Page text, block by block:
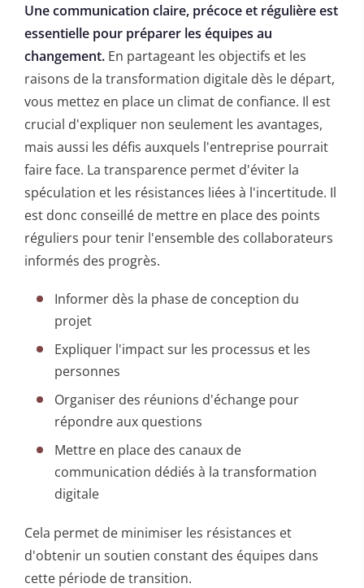
Une communication claire, précoce et régulière est
essentielle pour préparer les équipes au
changement. En partageant les objectifs et les
raisons de la transformation digitale dès le départ,
vous mettez en place un climat de confiance. Il est
crucial d'expliquer non seulement les avantages,
mais aussi les défis auxquels l'entreprise pourrait
faire face. La transparence permet d'éviter la
spéculation et les résistances liées à l'incertitude. Il
est donc conseillé de mettre en place des points
réguliers pour tenir l'ensemble des collaborateurs
informés des progrès.
Informer dès la phase de conception du
projet
Expliquer l'impact sur les processus et les
personnes
Organiser des réunions d'échange pour
répondre aux questions
Mettre en place des canaux de
communication dédiés à la transformation
digitale
Cela permet de minimiser les résistances et
d'obtenir un soutien constant des équipes dans
cette période de transition.